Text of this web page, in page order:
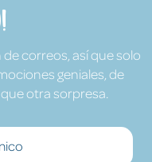
correos, así que solo
geniales, de
otra sorpresa.